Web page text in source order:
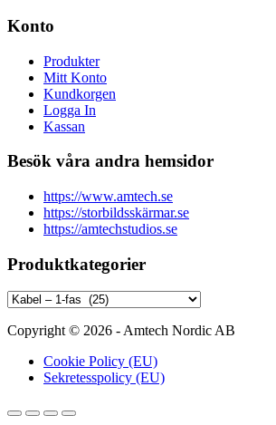
Konto
Produkter
Mitt Konto
Kundkorgen
Logga In
Kassan
Besök våra andra hemsidor
https://www.amtech.se
https://storbildsskärmar.se
https://amtechstudios.se
Produktkategorier
Copyright © 2026 - Amtech Nordic AB
Cookie Policy (EU)
Sekretesspolicy (EU)